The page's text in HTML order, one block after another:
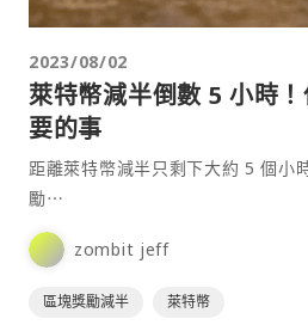
2023/08/02
萊特幣減半倒數 5 小時
要的事
距離萊特幣減半只剩下大約 5 個小
勵⋯
zombit jeff
區塊獎勵減半 萊特幣